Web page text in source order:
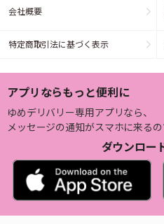
会社概要
特定商取引法に基づく表示
アプリならもっと便利に
ゆめデリバリー専用アプリなら、
メッセージの通知がスマホに来るの
ダウンロー